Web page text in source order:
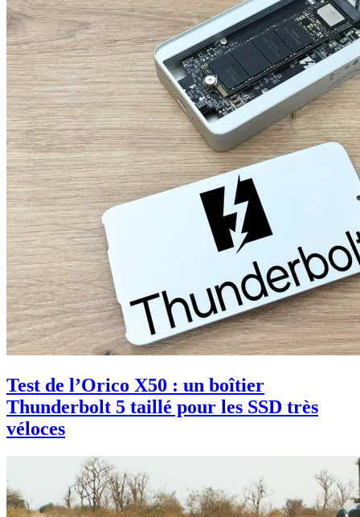
Test de l’Orico X50 : un boîtier
Thunderbolt 5 taillé pour les SSD très
véloces